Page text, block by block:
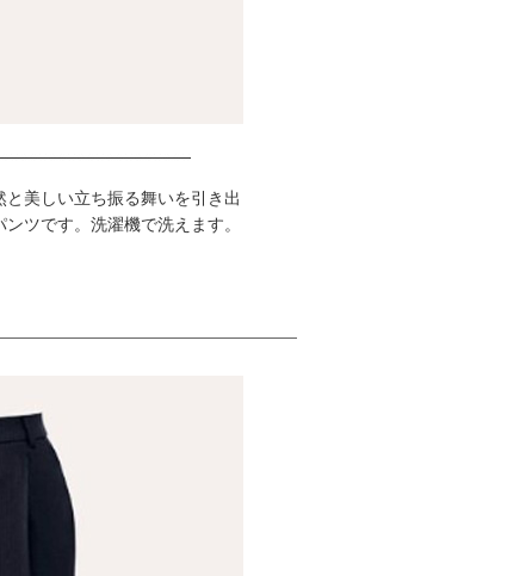
美しい立ち振る舞いを引き出
ツです。洗濯機で洗えます。